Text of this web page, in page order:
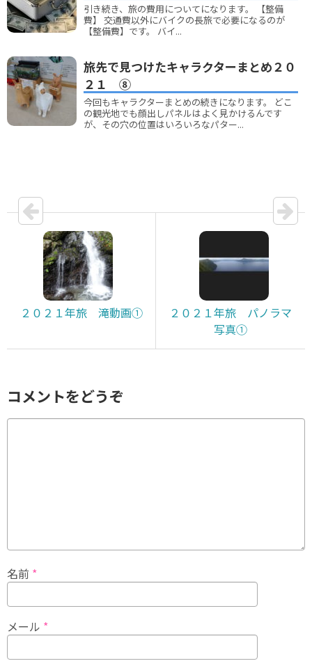
引き続き、旅の費用についてになります。 【整備
費】 交通費以外にバイクの長旅で必要になるのが
【整備費】です。 バイ...
旅先で見つけたキャラクターまとめ２０
２１ ⑧
今回もキャラクターまとめの続きになります。 どこ
の観光地でも顔出しパネルはよく見かけるんです
が、その穴の位置はいろいろなパター...
２０２１年旅 滝動画①
２０２１年旅 パノラマ
写真①
コメントをどうぞ
名前 *
メール *